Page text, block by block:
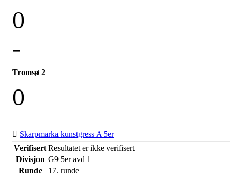
0
-
Tromsø 2
0
Skarpmarka kunstgress A 5er
Verifisert Resultatet er ikke verifisert
Divisjon G9 5er avd 1
Runde
17. runde